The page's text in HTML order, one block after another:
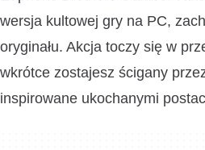
wersja kultowej gry na PC,
oryginału. Akcja toczy się w
wkrótce zostajesz ścigany
inspirowane ukochanymi